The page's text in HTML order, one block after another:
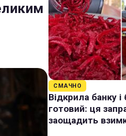
СМАЧНО
Відкрила банку
готовий: ця
заощадить